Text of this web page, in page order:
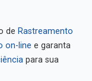
de Rastreamento
on-line e garanta
para sua